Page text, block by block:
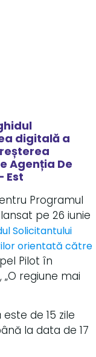
digitală a
Agenția De
Est
Programul
pe 26 iunie
Solicitantului
orientată către
Pilot în
regiune mai
de 15 zile
la data de 17